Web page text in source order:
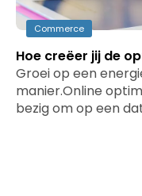
Commerce
Hoe creëer jij de
Groei op een
manier.Online
bezig om op een